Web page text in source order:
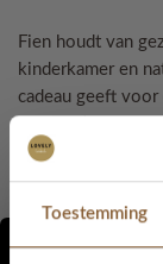
Toestemming
Fien houdt van
kinderkamer en
cadeau geeft voor
Met zijn unieke
bijzondere